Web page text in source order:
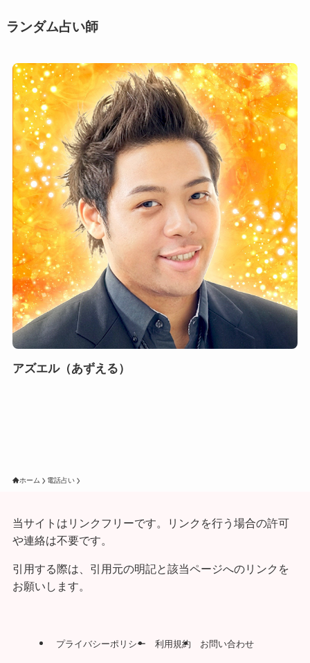
ン
ランダム占い師
アズエル（あずえる）
ホーム 電話占い
当サイトはリンクフリーです。リンクを行う場合の許可
や連絡は不要です。
引用する際は、引用元の明記と該当ページへのリンクを
お願いします。
プライバシーポリシー 利用規約 お問い合わせ